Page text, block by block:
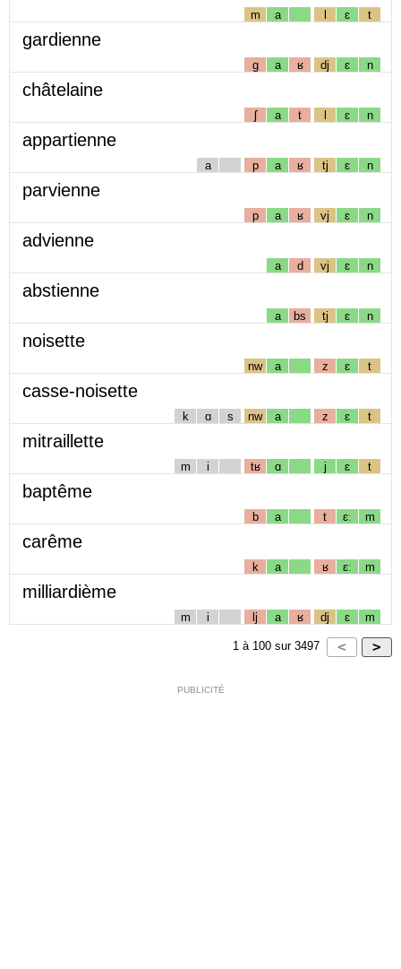
m a l ɛ t
gardienne
g a ʁ dj ɛ n
châtelaine
ʃ a t l ɛ n
appartienne
a p a ʁ tj ɛ n
parvienne
p a ʁ vj ɛ n
advienne
a d vj ɛ n
abstienne
a bs tj ɛ n
noisette
nw a z ɛ t
casse-noisette
k ɑ s nw a z ɛ t
mitraillette
m i tʁ ɑ j ɛ t
baptême
b a t ɛː m
carême
k a ʁ ɛː m
milliardième
m i lj a ʁ dj ɛ m
1 à 100 sur 3497
PUBLICITÉ